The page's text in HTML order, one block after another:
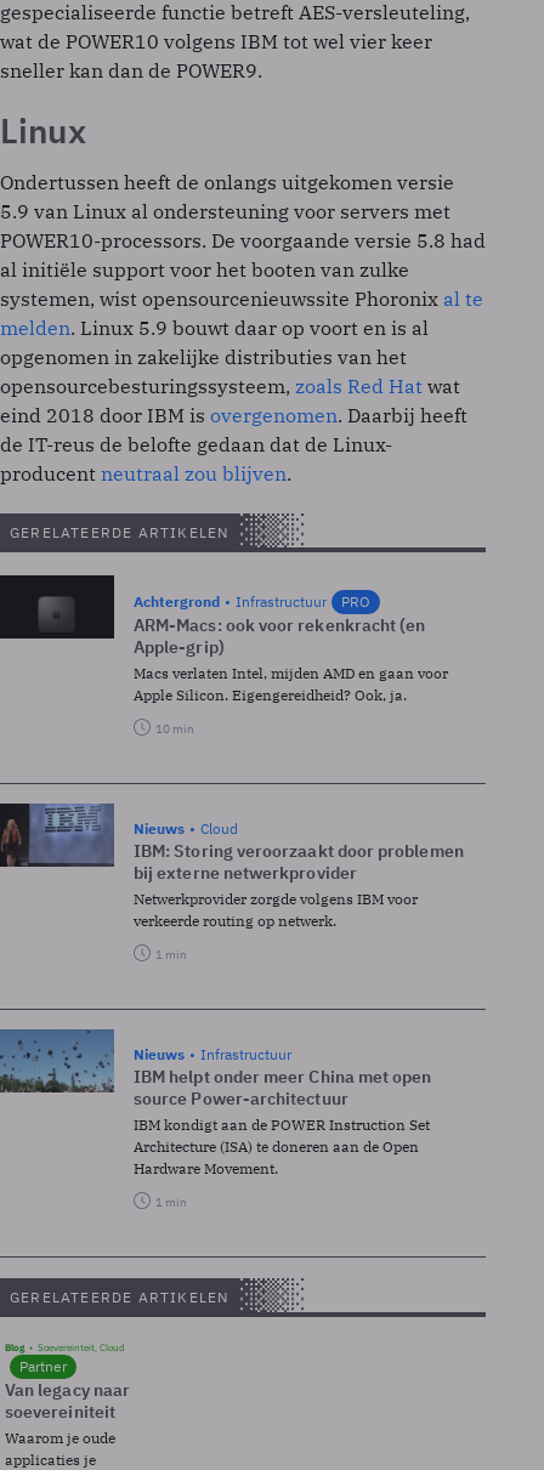
gespecialiseerde functie betreft AES-versleuteling,
wat de POWER10 volgens IBM tot wel vier keer
sneller kan dan de POWER9.
Linux
Ondertussen heeft de onlangs uitgekomen versie
5.9 van Linux al ondersteuning voor servers met
POWER10-processors. De voorgaande versie 5.8 had
al initiële support voor het booten van zulke
systemen, wist opensourcenieuwssite Phoronix al te
melden. Linux 5.9 bouwt daar op voort en is al
opgenomen in zakelijke distributies van het
opensourcebesturingssysteem, zoals Red Hat wat
eind 2018 door IBM is overgenomen. Daarbij heeft
de IT-reus de belofte gedaan dat de Linux-
producent neutraal zou blijven.
GERELATEERDE ARTIKELEN
Achtergrond Infrastructuur PRO
ARM-Macs: ook voor rekenkracht (en
Apple-grip)
Macs verlaten Intel, mijden AMD en gaan voor
Apple Silicon. Eigengereidheid? Ook, ja.
10 min
Nieuws Cloud
IBM: Storing veroorzaakt door problemen
bij externe netwerkprovider
Netwerkprovider zorgde volgens IBM voor
verkeerde routing op netwerk.
1 min
Nieuws Infrastructuur
IBM helpt onder meer China met open
source Power-architectuur
IBM kondigt aan de POWER Instruction Set
Architecture (ISA) te doneren aan de Open
Hardware Movement.
1 min
GERELATEERDE ARTIKELEN
Blog Soevereinteit, Cloud
Partner
Van legacy naar
soevereiniteit
Waarom je oude
applicaties je